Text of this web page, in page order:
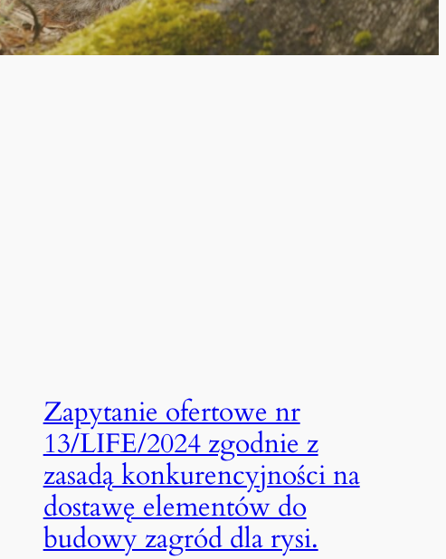
Zapytanie ofertowe nr
13/LIFE/2024 zgodnie z
zasadą konkurencyjności na
dostawę elementów do
budowy zagród dla rysi.